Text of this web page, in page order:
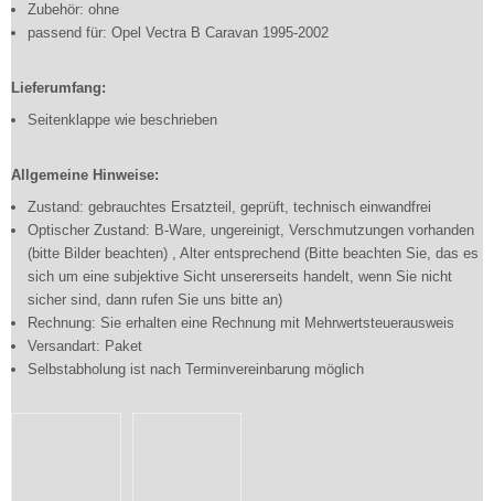
Zubehör: ohne
passend für: Opel Vectra B Caravan 1995-2002
Lieferumfang:
Seitenklappe wie beschrieben
Allgemeine Hinweise:
Zustand: gebrauchtes Ersatzteil, geprüft, technisch einwandfrei
Optischer Zustand: B-Ware, ungereinigt, Verschmutzungen vorhanden
(bitte Bilder beachten) , Alter entsprechend (Bitte beachten Sie, das es
sich um eine subjektive Sicht unsererseits handelt, wenn Sie nicht
sicher sind, dann rufen Sie uns bitte an)
Rechnung: Sie erhalten eine Rechnung mit Mehrwertsteuerausweis
Versandart: Paket
Selbstabholung ist nach Terminvereinbarung möglich